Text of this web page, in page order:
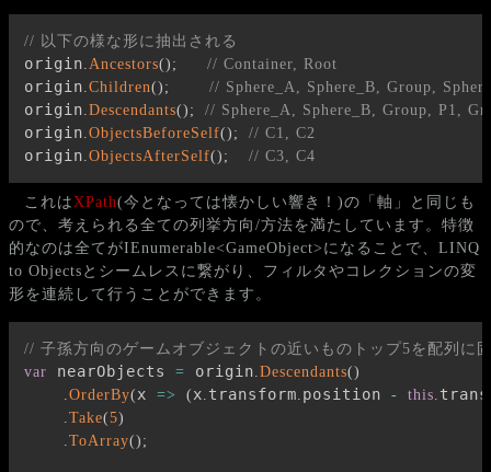
// 以下の様な形に抽出される
origin.Ancestors() ; // Container, Root
origin.Children() ; // Sphere_A, Sphere_B, Group,
origin.Descendants() ; // Sphere_A, Sphere_B, Group, P1,
origin.ObjectsBeforeSelf() ; // C1, C2
origin.ObjectsAfterSelf() ; // C3, C4
これはXPath(今となっては懐かしい響き！)の「軸」と同じも
ので、考えられる全ての列挙方向/方法を満たしています。特徴
的なのは全てがIEnumerable<GameObject>になることで、LINQ
to Objectsとシームレスに繋がり、フィルタやコレクションの変
形を連続して行うことができます。
// 子孫方向のゲームオブジェクトの近いものトップ5を配列に
var nearObjects = origin.Descendants()
.OrderBy(x => (x. transform. position - this.
.Take(5)
.ToArray() ;